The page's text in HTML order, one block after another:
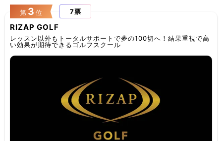
第 3 位 7票
RIZAP GOLF
レッスン以外もトータルサポートで夢の100切へ！結果重視で高
い効果が期待できるゴルフスクール